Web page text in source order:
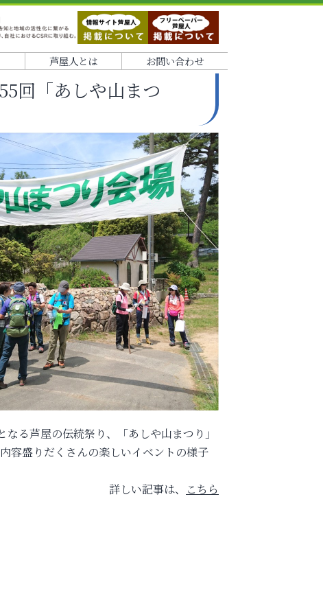
芦屋人とは お問い合わせ
回「あしや山まつ
る芦屋の伝統祭り、「あしや山まつり」
容盛りだくさんの楽しいイベントの様子
詳しい記事は、
こちら